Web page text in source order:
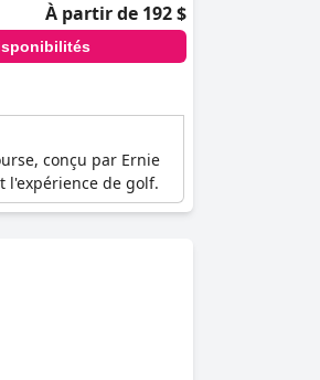
À partir de 192 $
conçu par Ernie
l'expérience de golf.